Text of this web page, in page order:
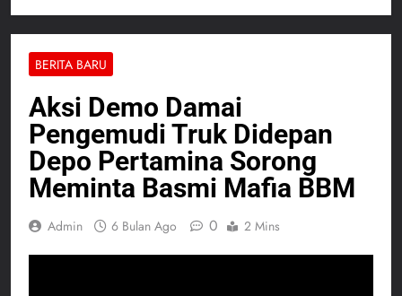
BERITA BARU
Aksi Demo Damai
Pengemudi Truk Didepan
Depo Pertamina Sorong
Meminta Basmi Mafia BBM
Admin 6 Bulan Ago 0 2 Mins